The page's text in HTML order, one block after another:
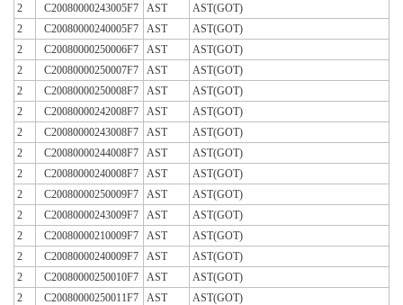
2
C20080000243005F7 AST
AST(GOT)
2
C20080000240005F7 AST
AST(GOT)
2
C20080000250006F7 AST
AST(GOT)
2
C20080000250007F7 AST
AST(GOT)
2
C20080000250008F7 AST
AST(GOT)
2
C20080000242008F7 AST
AST(GOT)
2
C20080000243008F7 AST
AST(GOT)
2
C20080000244008F7 AST
AST(GOT)
2
C20080000240008F7 AST
AST(GOT)
2
C20080000250009F7 AST
AST(GOT)
2
C20080000243009F7 AST
AST(GOT)
2
C20080000210009F7 AST
AST(GOT)
2
C20080000240009F7 AST
AST(GOT)
2
C20080000250010F7 AST
AST(GOT)
2
C20080000250011F7 AST
AST(GOT)